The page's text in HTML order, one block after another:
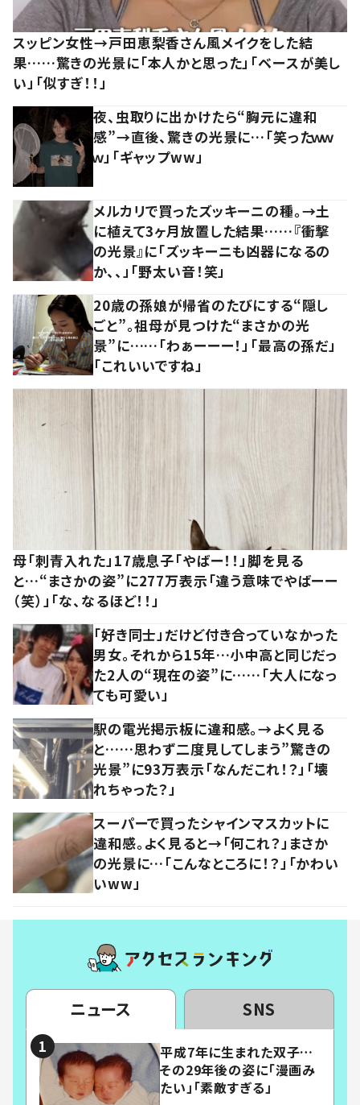
スッピン女性→戸田恵梨香さん風メイクをした結
果……驚きの光景に「本人かと思った」「ベースが美し
い」「似すぎ！！」
夜、虫取りに出かけたら“胸元に違和
感”→直後、驚きの光景に…「笑ったｗｗ
ｗ」「ギャップww」
メルカリで買ったズッキーニの種。→土
に植えて3ヶ月放置した結果……『衝撃
の光景』に「ズッキーニも凶器になるの
か、、」「野太い音！笑」
20歳の孫娘が帰省のたびにする“隠し
ごと”。祖母が見つけた“まさかの光
景”に……「わぁーーー！」「最高の孫だ」
「これいいですね」
母「刺青入れた」17歳息子「やばー！！」脚を見る
と…“まさかの姿”に277万表示「違う意味でやばーー
（笑）」「な、なるほど！！」
「好き同士」だけど付き合っていなかった
男女。それから15年…小中高と同じだっ
た2人の“現在の姿”に……「大人になっ
ても可愛い」
駅の電光掲示板に違和感。→よく見る
と……思わず二度見してしまう”驚きの
光景”に93万表示「なんだこれ！？」「壊
れちゃった？」
スーパーで買ったシャインマスカットに
違和感。よく見ると→「何これ？」まさか
の光景に…「こんなところに！？」「かわい
いww」
ニュース SNS
平成7年に生まれた双子…
その29年後の姿に「漫画み
たい」「素敵すぎる」